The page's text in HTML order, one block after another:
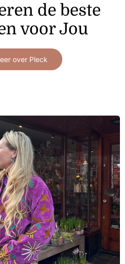
de beste
voor Jou
over Pleck